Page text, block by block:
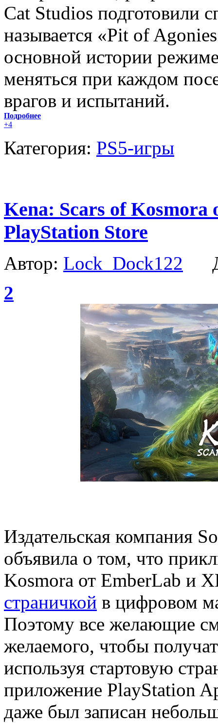
Cat Studios подготовили
называется «Pit of
основной истории
меняться при каждом
врагов и испытаний.
Подробнее
+4
Категория: PS5-игры
Kena: Scars of Kosmora
PlayStation Store
Автор: Lock_Dock122
2
Издательская компания
объявила о том, что
Kosmora от EmberLab и
страничкой в цифровом
Поэтому все желающие
желаемого, чтобы
используя стартовую
приложение PlayStation
даже был записан